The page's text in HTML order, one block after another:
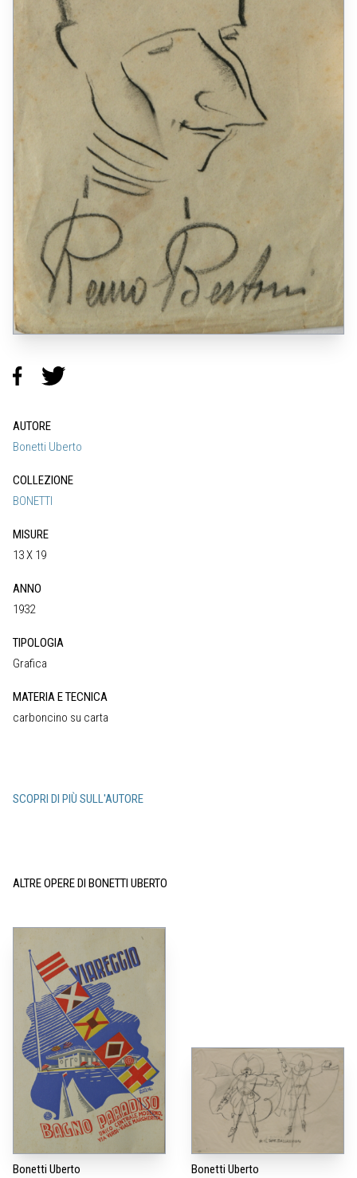
AUTORE
Bonetti Uberto
COLLEZIONE
BONETTI
MISURE
13 X 19
ANNO
1932
TIPOLOGIA
Grafica
MATERIA E TECNICA
carboncino su carta
SCOPRI DI PIÙ SULL'AUTORE
ALTRE OPERE DI BONETTI UBERTO
Bonetti Uberto
Bonetti Uberto